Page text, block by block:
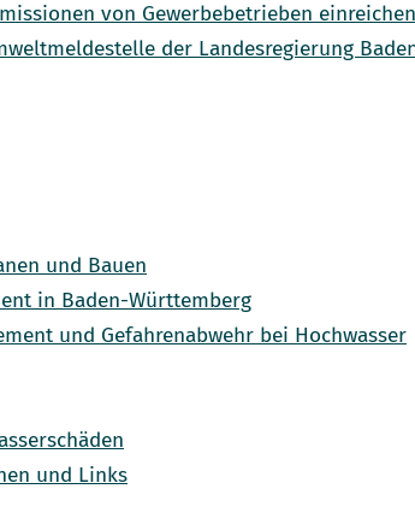
von Gewerbebetrieben einreichen
der Landesregierung
und Bauen
in Baden-Württemberg
und Gefahrenabwehr bei Hochwasser
und Links